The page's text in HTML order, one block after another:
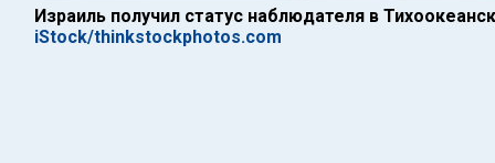
Израиль получил статус наблюдателя в
iStock/thinkstockphotos.com